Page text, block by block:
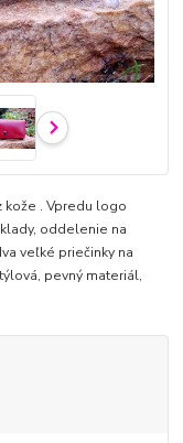
kože . Vpredu logo
oddelenie na
veľké priečinky na
pevný materiál,